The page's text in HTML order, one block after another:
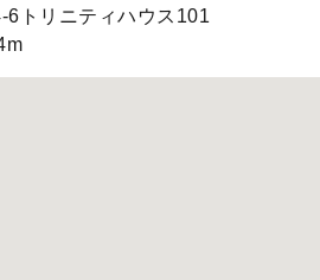
6トリニティハウス101